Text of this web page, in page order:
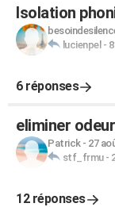
Isolation
lucienpel -
6 réponses
eliminer
Patrick- 27
stf_frmu-
12 réponses